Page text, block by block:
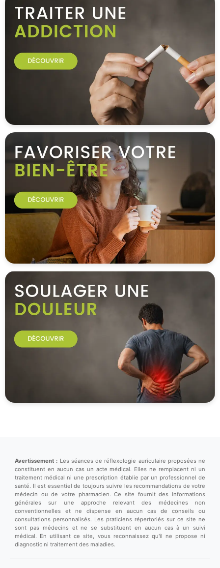
Avertissement : Les séances de réflexologie auriculaire proposées ne
constituent en aucun cas un acte médical. Elles ne remplacent ni un
traitement médical ni une prescription établie par un professionnel de
santé. Il est essentiel de toujours suivre les recommandations de votre
médecin ou de votre pharmacien. Ce site fournit des informations
générales sur une approche relevant des médecines non
conventionnelles et ne dispense en aucun cas de conseils ou
consultations personnalisés. Les praticiens répertoriés sur ce site ne
sont pas médecins et ne se substituent en aucun cas à un suivi
médical. En utilisant ce site, vous reconnaissez qu'il ne propose ni
diagnostic ni traitement des maladies.